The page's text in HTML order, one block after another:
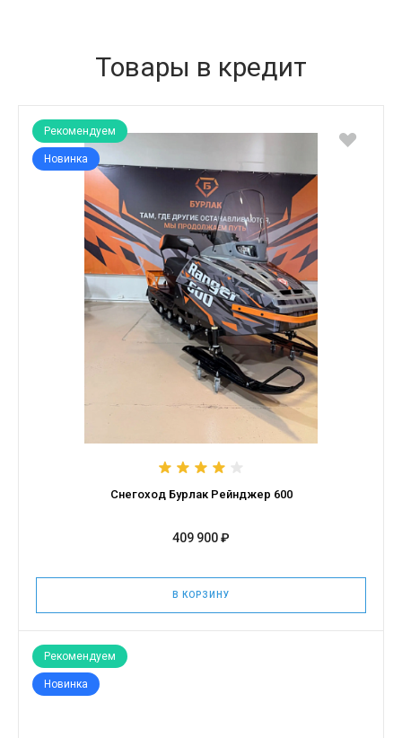
Товары в кредит
Рекомендуем
Новинка
Снегоход Бурлак Рейнджер 600
409 900 ₽
В КОРЗИНУ
Рекомендуем
Новинка